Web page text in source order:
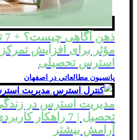
مؤثر برای افزایش
استرس تحصیلی
پانسیون مطالعاتی در اصفهان
مدیریت استرس در
تحصیل | 7 راهکار
آرامش بیشتر